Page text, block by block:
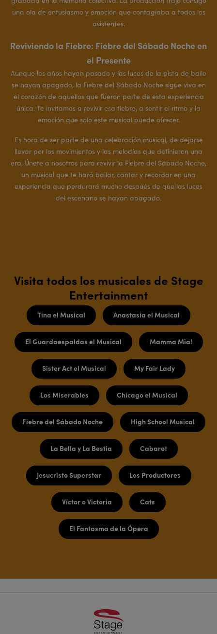
una ola de entusiasmo y emoción que contagiaba a todos los
asistentes.
Reviviendo la Fiebre: Fiebre del Sábado Noche en
el Presente
Aunque los años hayan pasado y las luces de la pista de baile
se hayan apagado, la Fiebre del Sábado Noche sigue viva en
el corazón de aquellos que fueron parte de esta experiencia
única. Te invitamos a revivir esa fiebre, a sentir el ritmo y la
emoción que solo este musical puede ofrecer.
Es hora de ser parte de una celebración musical, de dejarse
llevar por los movimientos y las melodías que definieron una
era. Únete a nosotros para revivir la Fiebre del Sábado Noche,
un musical que te hará bailar, cantar y recordar en una
experiencia que perdurará mucho después de que las luces
del escenario se hayan apagado.
Visita todos los musicales de Stage
Entertainment
Tina el Musical Anastasia el Musical
El Guardaespaldas el Musical Mamma Mia!
Sister Act el Musical My Fair Lady
Los Miserables Chicago el Musical
Fiebre del Sábado Noche High School Musical
La Bella y La Bestia Cabaret
Jesucristo Superstar Los Productores
Víctor o Victoria Cats
El Fantasma de la Ópera